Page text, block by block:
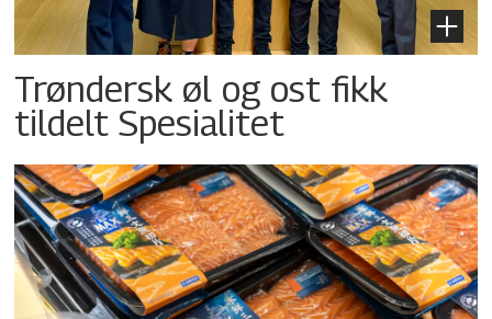
Trøndersk øl og ost fikk
tildelt Spesialitet